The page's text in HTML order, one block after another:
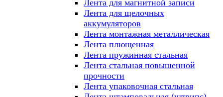
Лента для магнитной записи
Лента для щелочных
аккумуляторов
Лента монтажная металлическая
Лента плющенная
Лента пружинная стальная
Лента стальная повышенной
прочности
Лента упаковочная стальная